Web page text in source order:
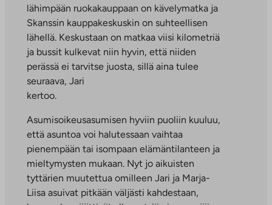
lähimpään ruokakauppaan on kävelymatka ja
Skanssin kauppakeskuskin on suhteellisen
lähellä. Keskustaan on matkaa viisi kilometriä
ja bussit kulkevat niin hyvin, että niiden
perässä ei tarvitse juosta, sillä aina tulee
seuraava, Jari
kertoo.
Asumisoikeusasumisen hyviin puoliin kuuluu,
että asuntoa voi halutessaan vaihtaa
pienempään tai isompaan elämäntilanteen ja
mieltymysten mukaan. Nyt jo aikuisten
tyttärien muutettua omilleen Jari ja Marja-
Liisa asuivat pitkään väljästi kahdestaan,